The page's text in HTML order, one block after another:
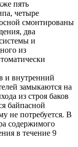
пять
четыре
смонтированы
два
и
из
и внутренний
замыкаются на
из строя баков
байпасной
не потребуется. В
содержимого
в течение 9